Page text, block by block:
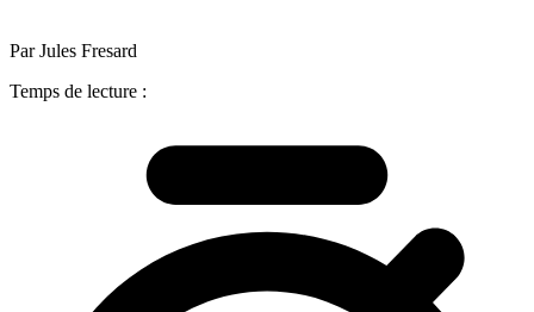
Par Jules Fresard
Temps de lecture :